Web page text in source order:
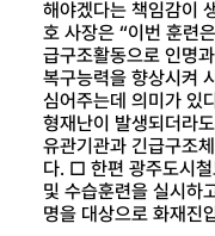
해야겠다는 책임감이
호 사장은 “이번 훈련
급구조활동으로 인명
복구능력을 향상시켜
심어주는데 의미가 있
형재난이 발생되더라
유관기관과 긴급구조
다. □ 한편 광주도시
및 수습훈련을 실시하
명을 대상으로 화재진